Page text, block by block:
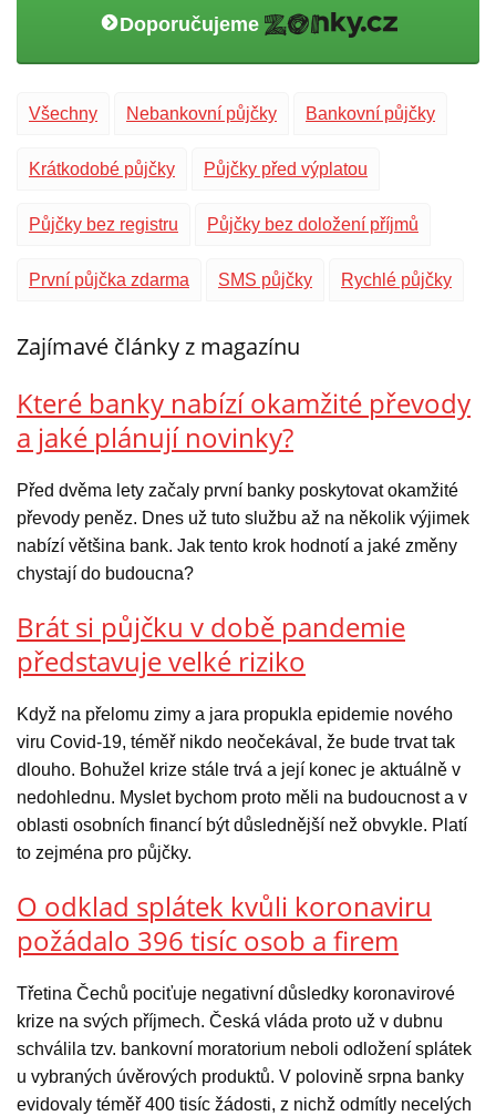
Doporučujeme
Všechny Nebankovní půjčky Bankovní půjčky
Krátkodobé půjčky Půjčky před výplatou
Půjčky bez registru Půjčky bez doložení příjmů
První půjčka zdarma SMS půjčky Rychlé půjčky
Zajímavé články z magazínu
Které banky nabízí okamžité převody
a jaké plánují novinky?
Před dvěma lety začaly první banky poskytovat okamžité
převody peněz. Dnes už tuto službu až na několik výjimek
nabízí většina bank. Jak tento krok hodnotí a jaké změny
chystají do budoucna?
Brát si půjčku v době pandemie
představuje velké riziko
Když na přelomu zimy a jara propukla epidemie nového
viru Covid-19, téměř nikdo neočekával, že bude trvat tak
dlouho. Bohužel krize stále trvá a její konec je aktuálně v
nedohlednu. Myslet bychom proto měli na budoucnost a v
oblasti osobních financí být důslednější než obvykle. Platí
to zejména pro půjčky.
O odklad splátek kvůli koronaviru
požádalo 396 tisíc osob a firem
Třetina Čechů pociťuje negativní důsledky koronavirové
krize na svých příjmech. Česká vláda proto už v dubnu
schválila tzv. bankovní moratorium neboli odložení splátek
u vybraných úvěrových produktů. V polovině srpna banky
evidovaly téměř 400 tisíc žádosti, z nichž odmítly necelých